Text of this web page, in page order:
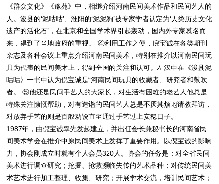
《群众文化》《豫苑》中，相继介绍河南民间美术作品和民间艺人的
人。浚县的‘泥咕咕’、淮阳的‘泥泥狗’被专家学者认定为‘人类历史文化
遗产的活化石’，在北京和全国学术界引起轰动，国内外专家慕名而
来，得到了当地政府的重视。”④利用工作之便，倪宝诚在各类期刊
杂志及各种会议上重点介绍河南民间美术，特别在推介以河南民间玩
具为代表的民间美术上，得到全国的关注和认可。左汉中在《浚县泥
咕咕》一书中认为倪宝诚是“河南民间玩具的收藏者、研究者和鼓吹
者。”⑤他还是民间手艺人的大家长，对生活有困难的老艺人他总是
特殊关注慷慨帮助，对有造诣的民间艺人总是不厌其烦地请教拜访，
对放弃手艺的则是百般劝说直至通过手艺过上安稳日子。
1987年，由倪宝诚率先发起建立，并出任会长兼秘书长的河南省民
间美术学会在推介中原民间美术上发挥了重要作用。以倪宝诚的影响
力，协会刚成立时就有个人会员320人。协会的任务是：对全省民间
美术进行调查研究；挖掘、抢救濒临失传的艺术品种；对传统民间美
术艺术进行加工整理、收集、研究；开展学术交流，培训民间艺术；